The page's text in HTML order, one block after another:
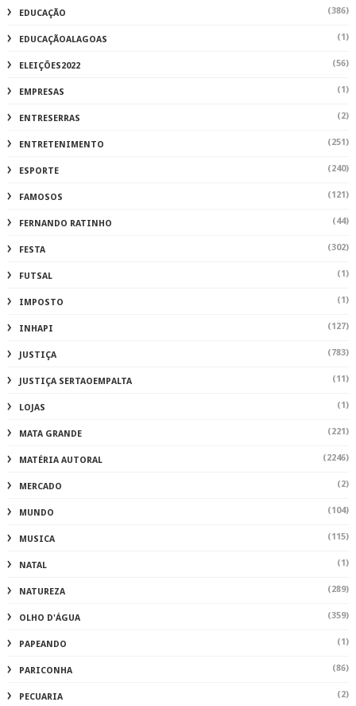
EDUCAÇÃO (386)
EDUCAÇÃOALAGOAS (1)
ELEIÇÕES2022 (56)
EMPRESAS (1)
ENTRESERRAS (2)
ENTRETENIMENTO (251)
ESPORTE (240)
FAMOSOS (121)
FERNANDO RATINHO (44)
FESTA (302)
FUTSAL (1)
IMPOSTO (1)
INHAPI (127)
JUSTIÇA (783)
JUSTIÇA SERTAOEMPALTA (11)
LOJAS (1)
MATA GRANDE (221)
MATÉRIA AUTORAL (2246)
MERCADO (2)
MUNDO (104)
MUSICA (115)
NATAL (1)
NATUREZA (289)
OLHO D'ÁGUA (359)
PAPEANDO (1)
PARICONHA (86)
PECUARIA (2)